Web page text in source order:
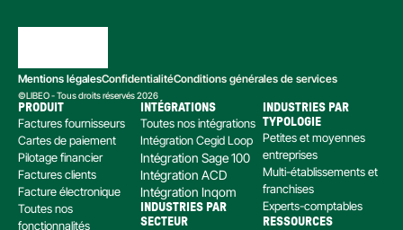
Mentions légalesConfidentialitéConditions générales de services
©LIBEO - Tous droits réservés 2026
PRODUIT
Factures fournisseurs
Cartes de paiement
Pilotage financier
Factures clients
Facture électronique
Toutes nos
fonctionnalités
INTÉGRATIONS
Toutes nos intégrations
Intégration Cegid Loop
Intégration Sage 100
Intégration ACD
Intégration Inqom
INDUSTRIES PAR
SECTEUR
INDUSTRIES PAR
TYPOLOGIE
Petites et moyennes
entreprises
Multi-établissements et
franchises
Experts-comptables
RESSOURCES